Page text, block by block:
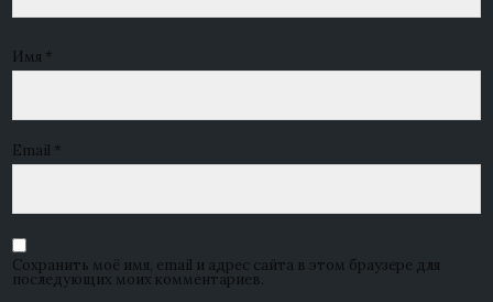
Имя *
Email *
Сохранить моё имя, email и адрес сайта в этом браузере для
последующих моих комментариев.